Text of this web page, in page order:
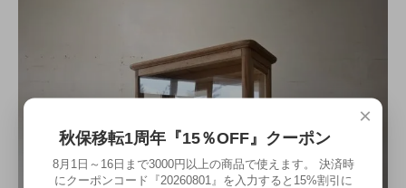
×
秋保移転1周年『15％OFF』クーポン
8月1日～16日まで3000円以上の商品で使えます。 決済時
にクーポンコード『20260801』を入力すると15%割引に